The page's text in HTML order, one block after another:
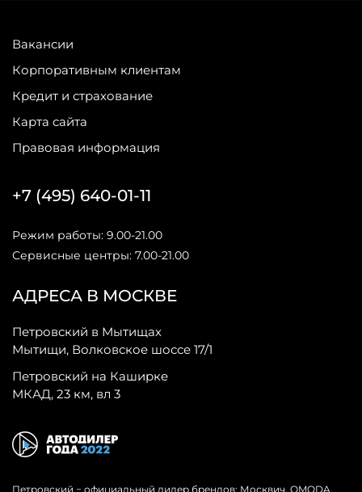
Вакансии
Корпоративным клиентам
Кредит и страхование
Карта сайта
Правовая информация
АДРЕСА В МОСКВЕ
Петровский в Мытищах
Мытищи, Волковское шоссе 17/1
Петровский на Каширке
МКАД, 23 км, вл 3
+7 (495) 640-01-11
Режим работы: 9.00-21.00
Сервисные центры: 7.00-21.00
Петровский − официальный дилер брендов: Москвич, OMODA,